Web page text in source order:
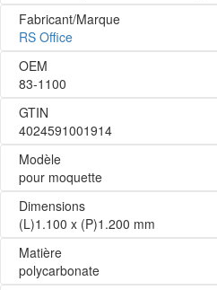
Fabricant/Marque
RS Office
OEM
83-1100
GTIN
4024591001914
Modèle
pour moquette
Dimensions
(L)1.100 x (P)1.200 mm
Matière
polycarbonate